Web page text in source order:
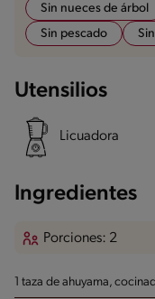
Sin nueces de árbol
Sin pescado
Utensilios
Licuadora
Ingredientes
Porciones: 2
1 taza de ahuyama,